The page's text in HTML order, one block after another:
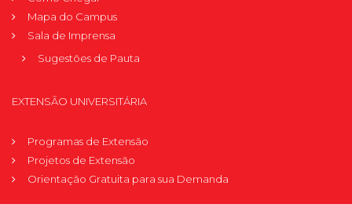
Mapa do Campus
Sala de Imprensa
Sugestões de Pauta
EXTENSÃO UNIVERSITÁRIA
Programas de Extensão
Projetos de Extensão
Orientação Gratuita para sua Demanda